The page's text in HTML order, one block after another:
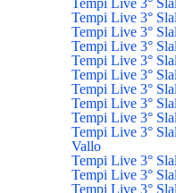
Tempi Live 3°
Tempi Live 3°
Tempi Live 3°
Tempi Live 3°
Tempi Live 3°
Tempi Live 3°
Tempi Live 3°
Tempi Live 3°
Tempi Live 3°
Vallo
Tempi Live 3°
Tempi Live 3°
Tempi Live 3°